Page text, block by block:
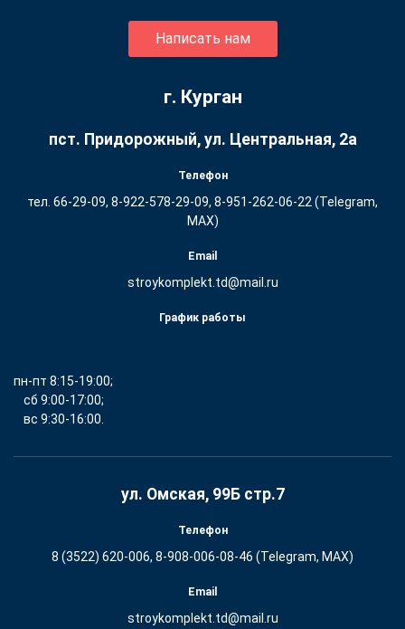
Написать нам
г. Курган
пст. Придорожный, ул. ​Центральная, 2а
Телефон
тел. 66-29-09, 8-922-578-29-09, 8-951-262-06-22 (Telegram,
MAX)
Email
stroykomplekt.td@mail.ru
График работы
пн-пт 8:15-19:00;
сб 9:00-17:00;
вс 9:30-16:00.
ул. Омская, 99Б стр.7
Телефон
8 (3522) 620-006, 8-908-006-08-46 (Telegram, MAX)
Email
stroykomplekt.td@mail.ru